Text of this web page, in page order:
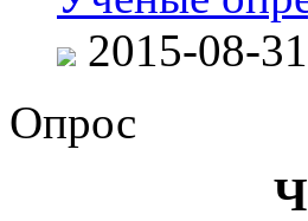
2015-08-
Опрос